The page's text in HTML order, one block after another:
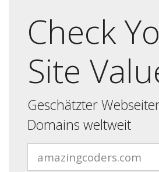
Check
Site
Geschätzter
Domains weltweit